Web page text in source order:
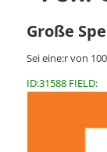
Große
Sei eine:r von
ID:31588 FIELD: